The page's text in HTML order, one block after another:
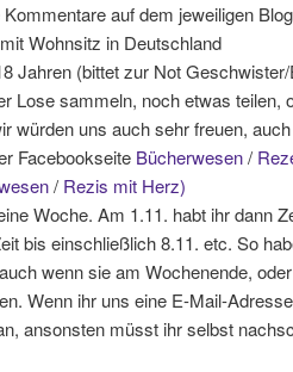
auf dem jeweiligen
Wohnsitz in Deutschland
Jahren (bittet zur Not
Lose sammeln, noch etwas teilen,
würden uns auch sehr freuen,
Facebookseite Bücherwesen/
/ Rezis mit Herz)
Woche. Am 1.11. habt ihr dann
bis einschließlich 8.11. etc. So
wenn sie am Wochenende,
Wenn ihr uns eine E-Mail-
ansonsten müsst ihr selbst